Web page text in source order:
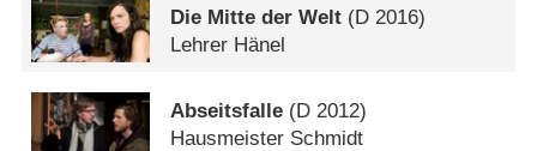
Die Mitte der Welt (D 2016)
Lehrer Hänel
Abseitsfalle (D 2012)
Hausmeister Schmidt